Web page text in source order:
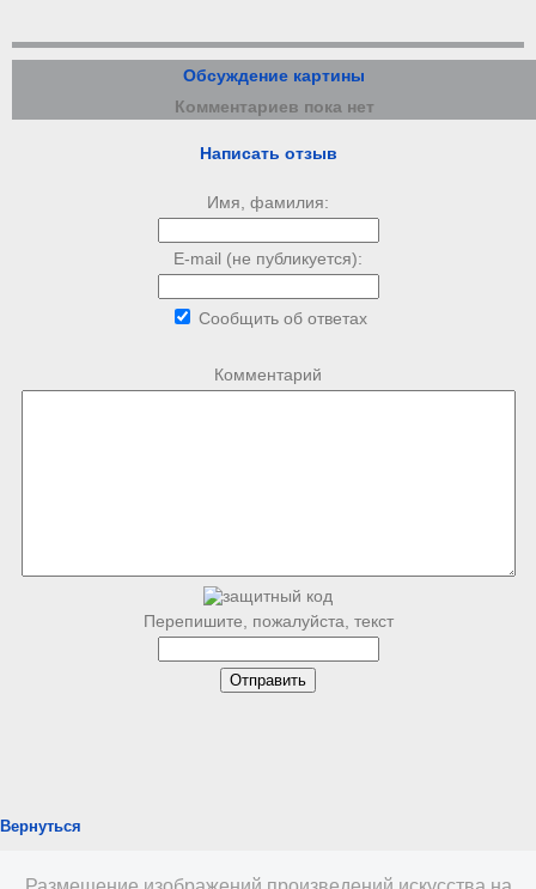
Обсуждение картины
Комментариев пока нет
Написать отзыв
Имя, фамилия:
E-mail (не публикуется):
Сообщить об ответах
Комментарий
Перепишите, пожалуйста, текст
Вернуться